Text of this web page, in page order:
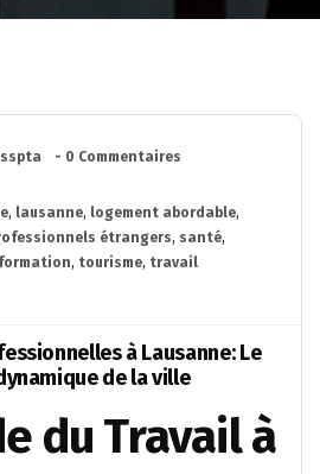
sspta
- 0 Commentaires
, lausanne, logement abordable,
étrangers, santé,
, tourisme, travail
à Lausanne: Le
de la ville
du Travail à